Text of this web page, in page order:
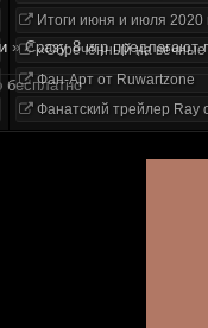
Итоги июня и июля 2020
«Обречённый на вечные
Фан-Арт от Ruwartzone
Фанатский трейлер Ray
» Сразу 8 игр предлагают
бесплатно